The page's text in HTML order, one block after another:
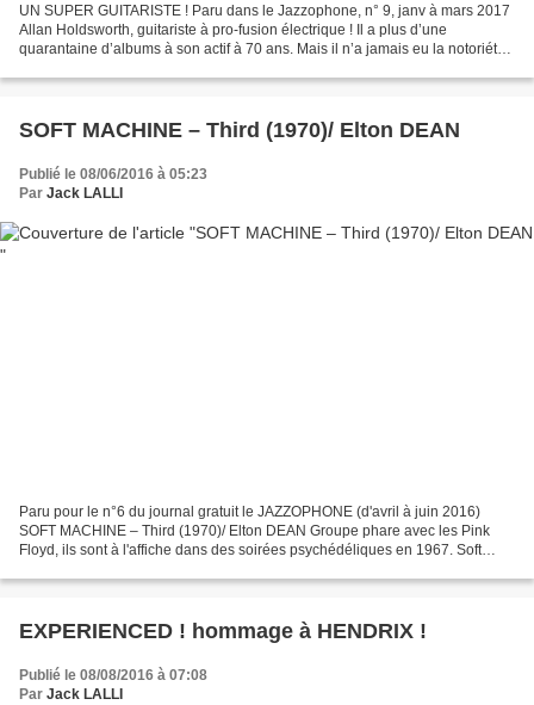
UN SUPER GUITARISTE ! Paru dans le Jazzophone, n° 9, janv à mars 2017
Allan Holdsworth, guitariste à pro-fusion électrique ! Il a plus d’une
quarantaine d’albums à son actif à 70 ans. Mais il n’a jamais eu la notoriété
SOFT MACHINE – Third (1970)/ Elton DEAN
Publié le 08/06/2016 à 05:23
Par Jack LALLI
Paru pour le n°6 du journal gratuit le JAZZOPHONE (d'avril à juin 2016)
SOFT MACHINE – Third (1970)/ Elton DEAN Groupe phare avec les Pink
Floyd, ils sont à l'affiche dans des soirées psychédéliques en 1967. Soft
EXPERIENCED ! hommage à HENDRIX !
Publié le 08/08/2016 à 07:08
Par Jack LALLI